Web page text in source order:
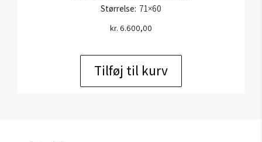
Størrelse: 71×60
kr. 6.600,00
Tilføj til kurv